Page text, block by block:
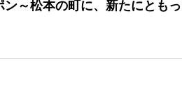
～松本の町に、新たにともっ